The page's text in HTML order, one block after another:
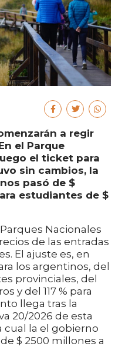
a regir
el Parque
el ticket para
sin cambios, la
pasó de $
estudiantes de $
Nacionales
de las entradas
El ajuste es, en
los argentinos, del
provinciales, del
y del 117 % para
llega tras la
20/2026 de esta
cual la el gobierno
$ 2500 millones a